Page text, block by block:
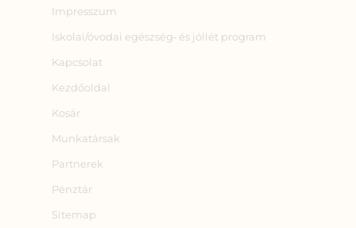
Impresszum
Iskolai/óvodai egészség‑ és jóllét program
Kapcsolat
Kezdőoldal
Kosár
Munkatársak
Partnerek
Pénztár
Sitemap